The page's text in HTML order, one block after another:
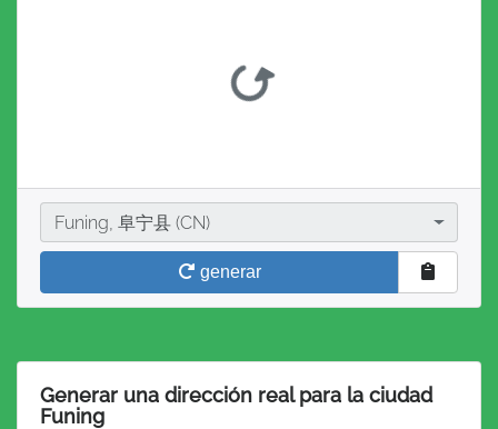
Ciudad
Funing, 阜宁县 (CN)
generar
Generar una dirección real para la ciudad
Funing